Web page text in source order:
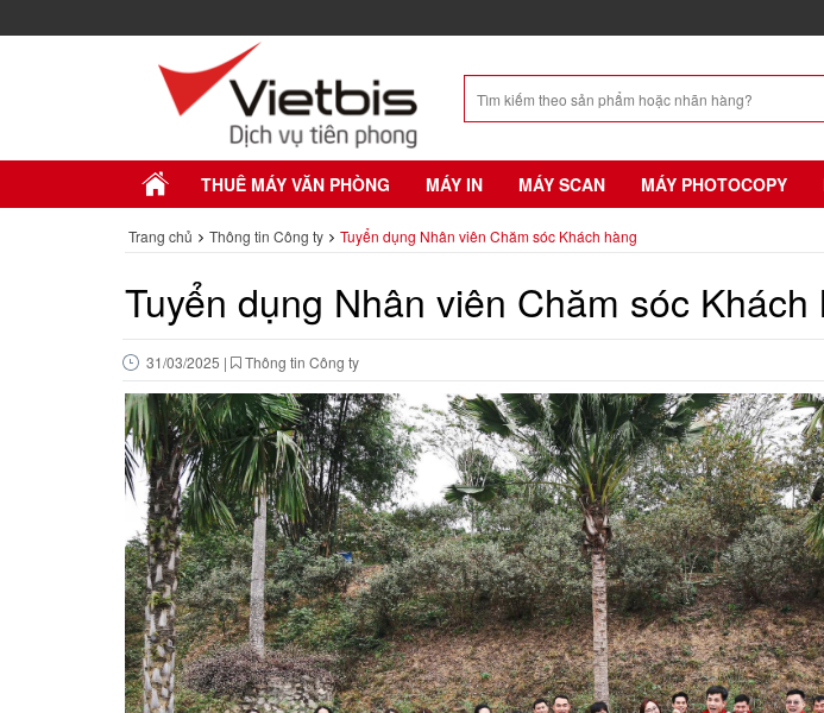
THUÊ MÁY VĂN PHÒNG MÁY IN MÁY SCAN MÁY PHOTOCOPY
Trang chủ Thông tin Công ty Tuyển dụng Nhân viên Chăm sóc Khách hàng
Tuyển dụng Nhân viên Chăm sóc Khách
31/03/2025 | Thông tin Công ty